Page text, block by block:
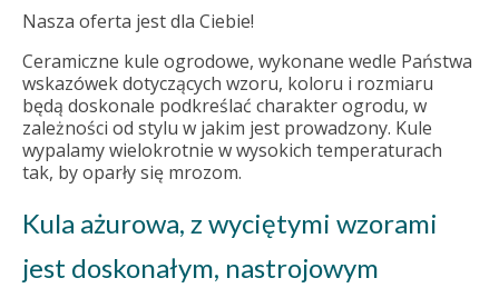
Nasza oferta jest dla Ciebie!
Ceramiczne kule ogrodowe, wykonane wedle Państwa
wskazówek dotyczących wzoru, koloru i rozmiaru
będą doskonale podkreślać charakter ogrodu, w
zależności od stylu w jakim jest prowadzony. Kule
wypalamy wielokrotnie w wysokich temperaturach
tak, by oparły się mrozom.
Kula ażurowa, z wyciętymi wzorami
jest doskonałym, nastrojowym